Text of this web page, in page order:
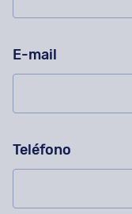
E-mail
Teléfono